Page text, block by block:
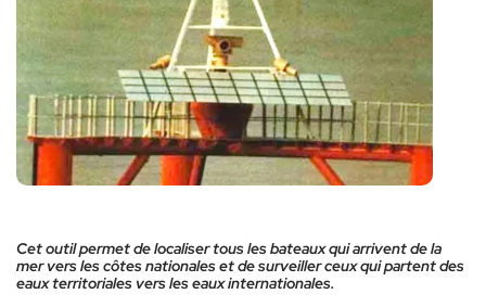
Cet outil permet de localiser tous les bateaux qui arrivent de la
mer vers les côtes nationales et de surveiller ceux qui partent des
eaux territoriales vers les eaux internationales.